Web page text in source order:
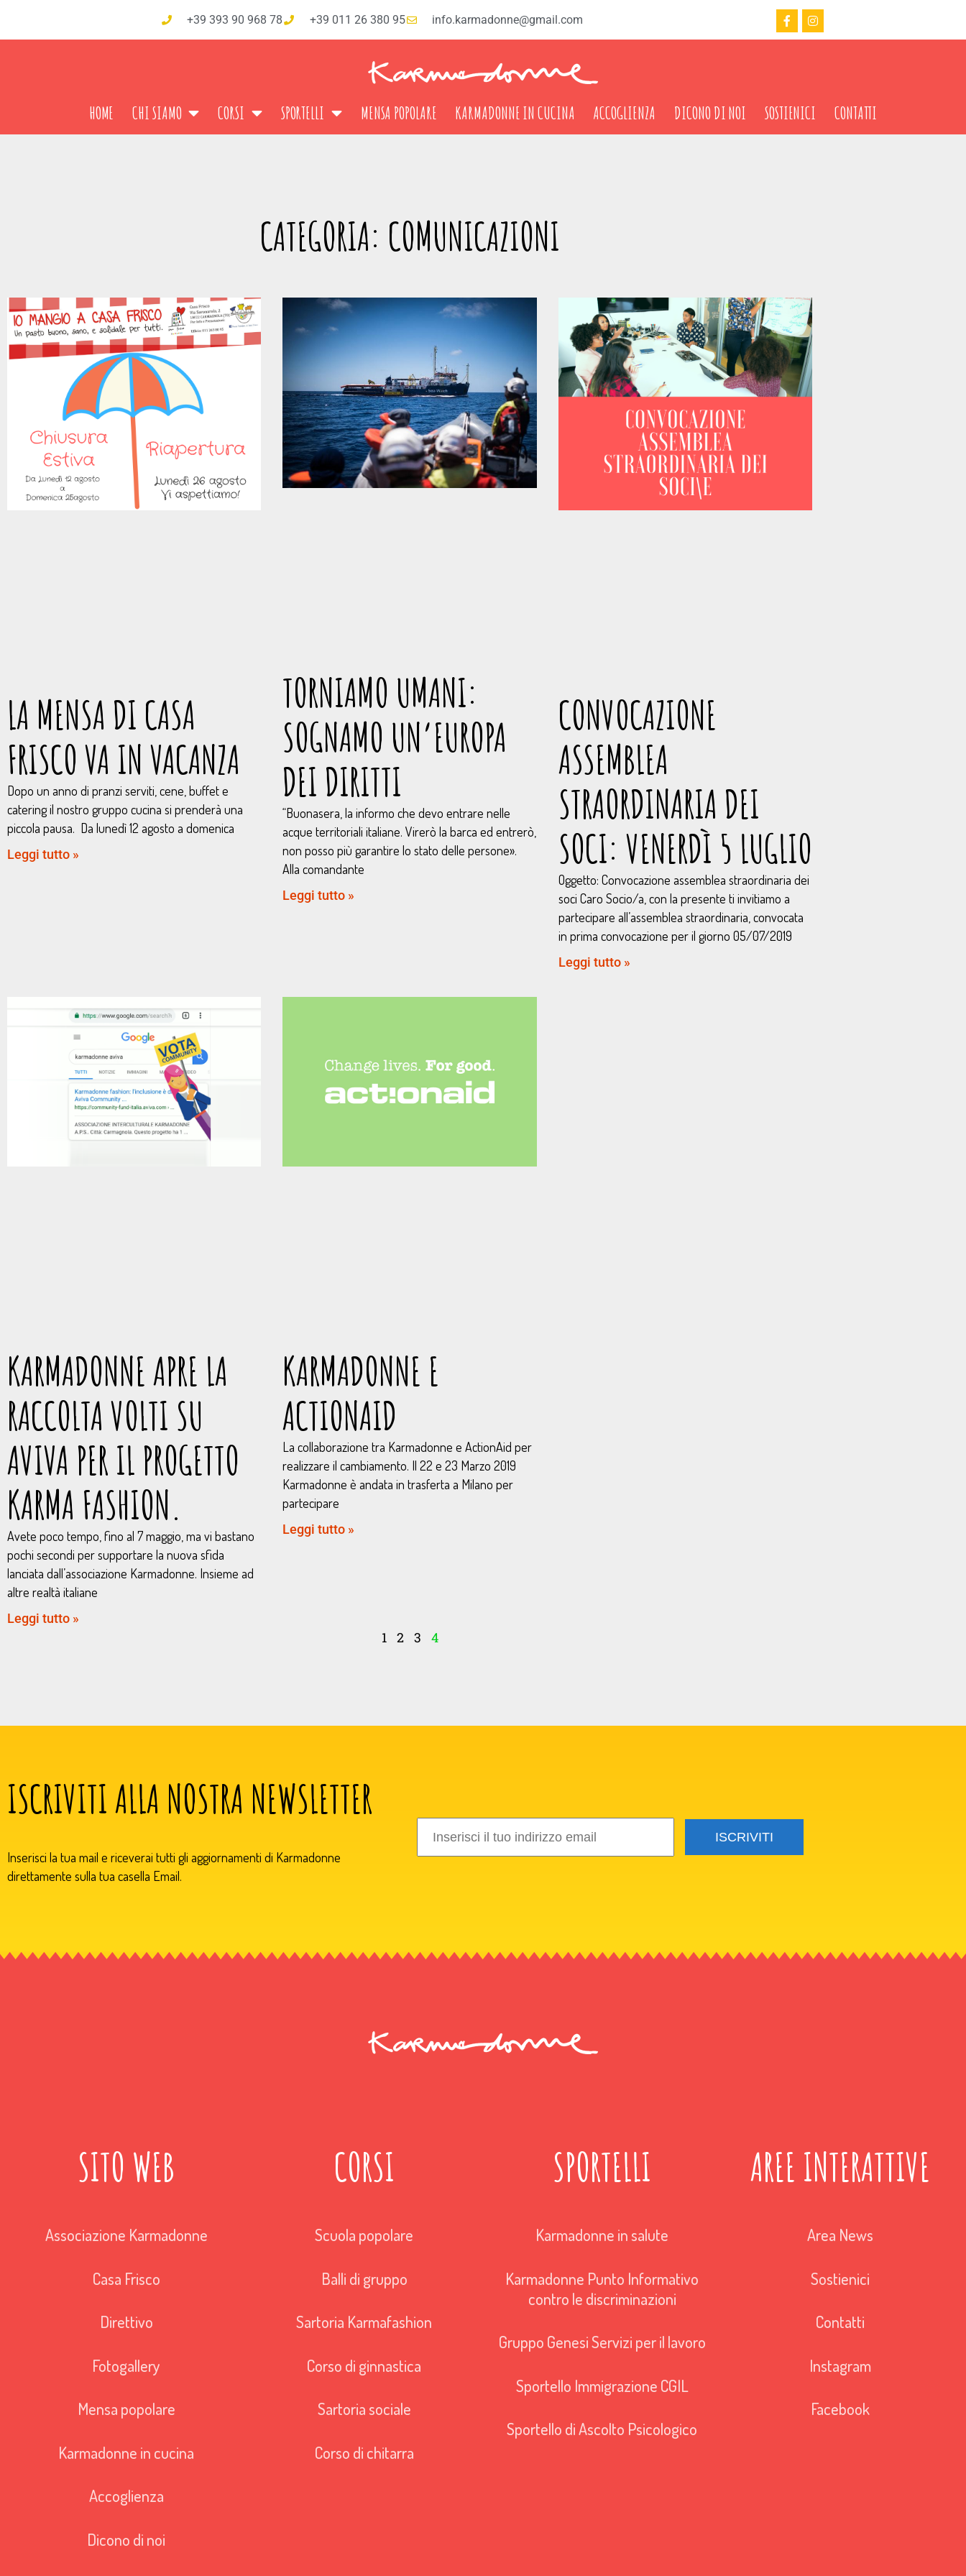
+39 393 90 968 78 +39 011 26 380 95 info.karmadonne@gmail.com
HOME CHI SIAMO CORSI SPORTELLI MENSA POPOLARE KARMADONNE IN CUCINA ACCOGLIENZA DICONO DI NOI SOSTIENICI CONTATTI
CATEGORIA: COMUNICAZIONI
LA MENSA DI CASA
FRISCO VA IN VACANZA
Dopo un anno di pranzi serviti, cene, buffet e
catering il nostro gruppo cucina si prenderà una
piccola pausa. Da lunedì 12 agosto a domenica
Leggi tutto »
TORNIAMO UMANI:
SOGNAMO UN’EUROPA
DEI DIRITTI
“Buonasera, la informo che devo entrare nelle
acque territoriali italiane. Virerò la barca ed entrerò,
non posso più garantire lo stato delle persone».
Alla comandante
Leggi tutto »
CONVOCAZIONE
ASSEMBLEA
STRAORDINARIA DEI
SOCI: VENERDÌ 5 LUGLIO
Oggetto: Convocazione assemblea straordinaria dei
soci Caro Socio/a, con la presente ti invitiamo a
partecipare all’assemblea straordinaria, convocata
in prima convocazione per il giorno 05/07/2019
Leggi tutto »
KARMADONNE APRE LA
RACCOLTA VOLTI SU
AVIVA PER IL PROGETTO
KARMA FASHION.
Avete poco tempo, fino al 7 maggio, ma vi bastano
pochi secondi per supportare la nuova sfida
lanciata dall’associazione Karmadonne. Insieme ad
altre realtà italiane
Leggi tutto »
KARMADONNE E
ACTIONAID
La collaborazione tra Karmadonne e ActionAid per
realizzare il cambiamento. Il 22 e 23 Marzo 2019
Karmadonne è andata in trasferta a Milano per
partecipare
Leggi tutto »
1 2 3 4
ISCRIVITI ALLA NOSTRA NEWSLETTER
Inserisci la tua mail e riceverai tutti gli aggiornamenti di Karmadonne
direttamente sulla tua casella Email.
SITO WEB
Associazione Karmadonne
Casa Frisco
Direttivo
Fotogallery
Mensa popolare
Karmadonne in cucina
Accoglienza
Dicono di noi
CORSI
Scuola popolare
Balli di gruppo
Sartoria Karmafashion
Corso di ginnastica
Sartoria sociale
Corso di chitarra
SPORTELLI
Karmadonne in salute
Karmadonne Punto Informativo
contro le discriminazioni
Gruppo Genesi Servizi per il lavoro
Sportello Immigrazione CGIL
Sportello di Ascolto Psicologico
AREE INTERATTIVE
Area News
Sostienici
Contatti
Instagram
Facebook